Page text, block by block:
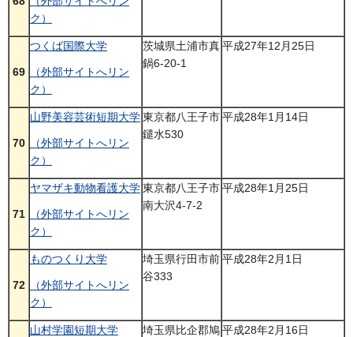
ク）
69
つくば国際大学
（外部サイトへリン
ク）
茨城県土浦市真
鍋6-20-1
平成27年12月25日
70
山野美容芸術短期大学
（外部サイトへリン
ク）
東京都八王子市
鑓水530
平成28年1月14日
71
ヤマザキ動物看護大学
（外部サイトへリン
ク）
東京都八王子市
南大沢4-7-2
平成28年1月25日
72
ものつくり大学
（外部サイトへリン
ク）
埼玉県行田市前
谷333
平成28年2月1日
山村学園短期大学
埼玉県比企郡鳩平成28年2月16日